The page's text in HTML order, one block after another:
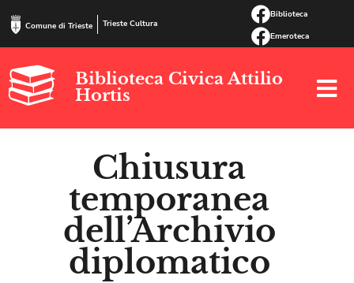
Comune di Trieste Trieste Cultura
Biblioteca
Emeroteca
Biblioteca Civica Attilio
Hortis
Chiusura
temporanea
dell’Archivio
diplomatico